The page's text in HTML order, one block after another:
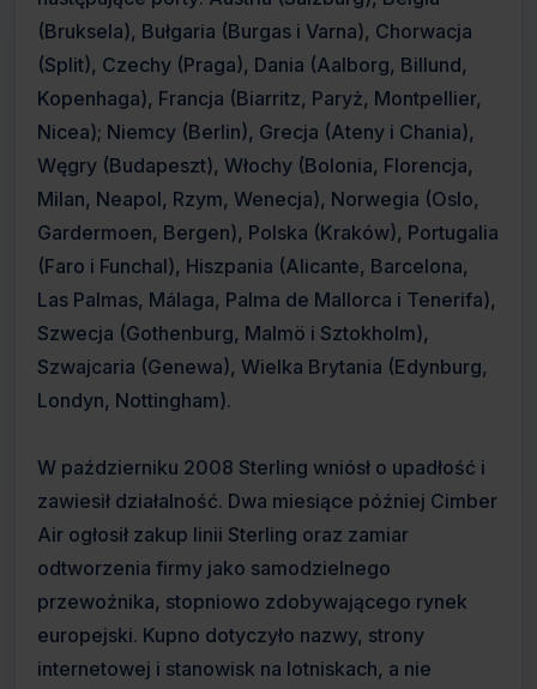
(Bruksela), Bułgaria (Burgas i Varna), Chorwacja
(Split), Czechy (Praga), Dania (Aalborg, Billund,
Kopenhaga), Francja (Biarritz, Paryż, Montpellier,
Nicea); Niemcy (Berlin), Grecja (Ateny i Chania),
Węgry (Budapeszt), Włochy (Bolonia, Florencja,
Milan, Neapol, Rzym, Wenecja), Norwegia (Oslo,
Gardermoen, Bergen), Polska (Kraków), Portugalia
(Faro i Funchal), Hiszpania (Alicante, Barcelona,
Las Palmas, Málaga, Palma de Mallorca i Tenerifa),
Szwecja (Gothenburg, Malmö i Sztokholm),
Szwajcaria (Genewa), Wielka Brytania (Edynburg,
Londyn, Nottingham).
W październiku 2008 Sterling wniósł o upadłość i
zawiesił działalność. Dwa miesiące później Cimber
Air ogłosił zakup linii Sterling oraz zamiar
odtworzenia firmy jako samodzielnego
przewoźnika, stopniowo zdobywającego rynek
europejski. Kupno dotyczyło nazwy, strony
internetowej i stanowisk na lotniskach, a nie